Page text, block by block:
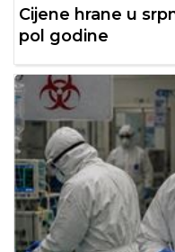
Cijene hrane u
pol godine